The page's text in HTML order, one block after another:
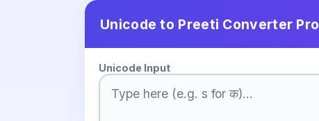
Unicode to Preeti Converter Pro
Unicode Input